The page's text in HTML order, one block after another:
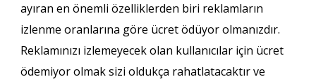
ayıran en önemli özelliklerden biri reklamların
izlenme oranlarına göre ücret ödüyor olmanızdır.
Reklamınızı izlemeyecek olan kullanıcılar için ücret
ödemiyor olmak sizi oldukça rahatlatacaktır ve